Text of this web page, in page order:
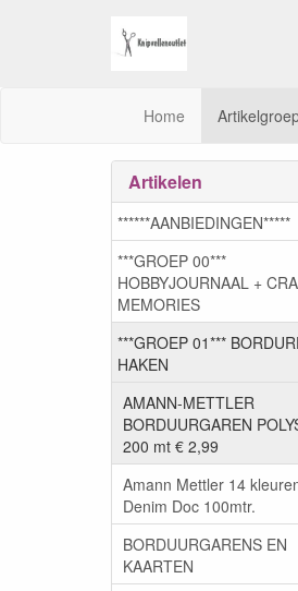
Home
Artikelen
******AANBIEDINGEN*****
***GROEP 00***
HOBBYJOURNAAL +
MEMORIES
***GROEP 01***
HAKEN
AMANN-METTLER
BORDUURGAREN
200 mt € 2,99
Amann Mettler 14
Denim Doc 100mtr.
BORDUURGARENS EN
KAARTEN